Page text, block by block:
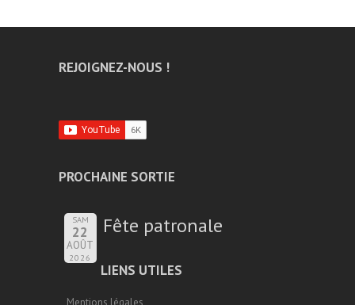
REJOIGNEZ-NOUS !
PROCHAINE SORTIE
SAM
22
AOÛT
2026
Fête patronale
LIENS UTILES